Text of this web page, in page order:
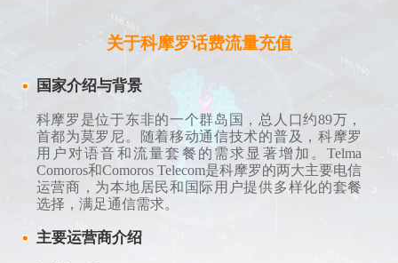
关于科摩罗话费流量充值
国家介绍与背景
科摩罗是位于东非的一个群岛国，总人口约89万，
首都为莫罗尼。随着移动通信技术的普及，科摩罗
用户对语音和流量套餐的需求显著增加。Telma
Comoros和Comoros Telecom是科摩罗的两大主要电信
运营商，为本地居民和国际用户提供多样化的套餐
选择，满足通信需求。
主要运营商介绍